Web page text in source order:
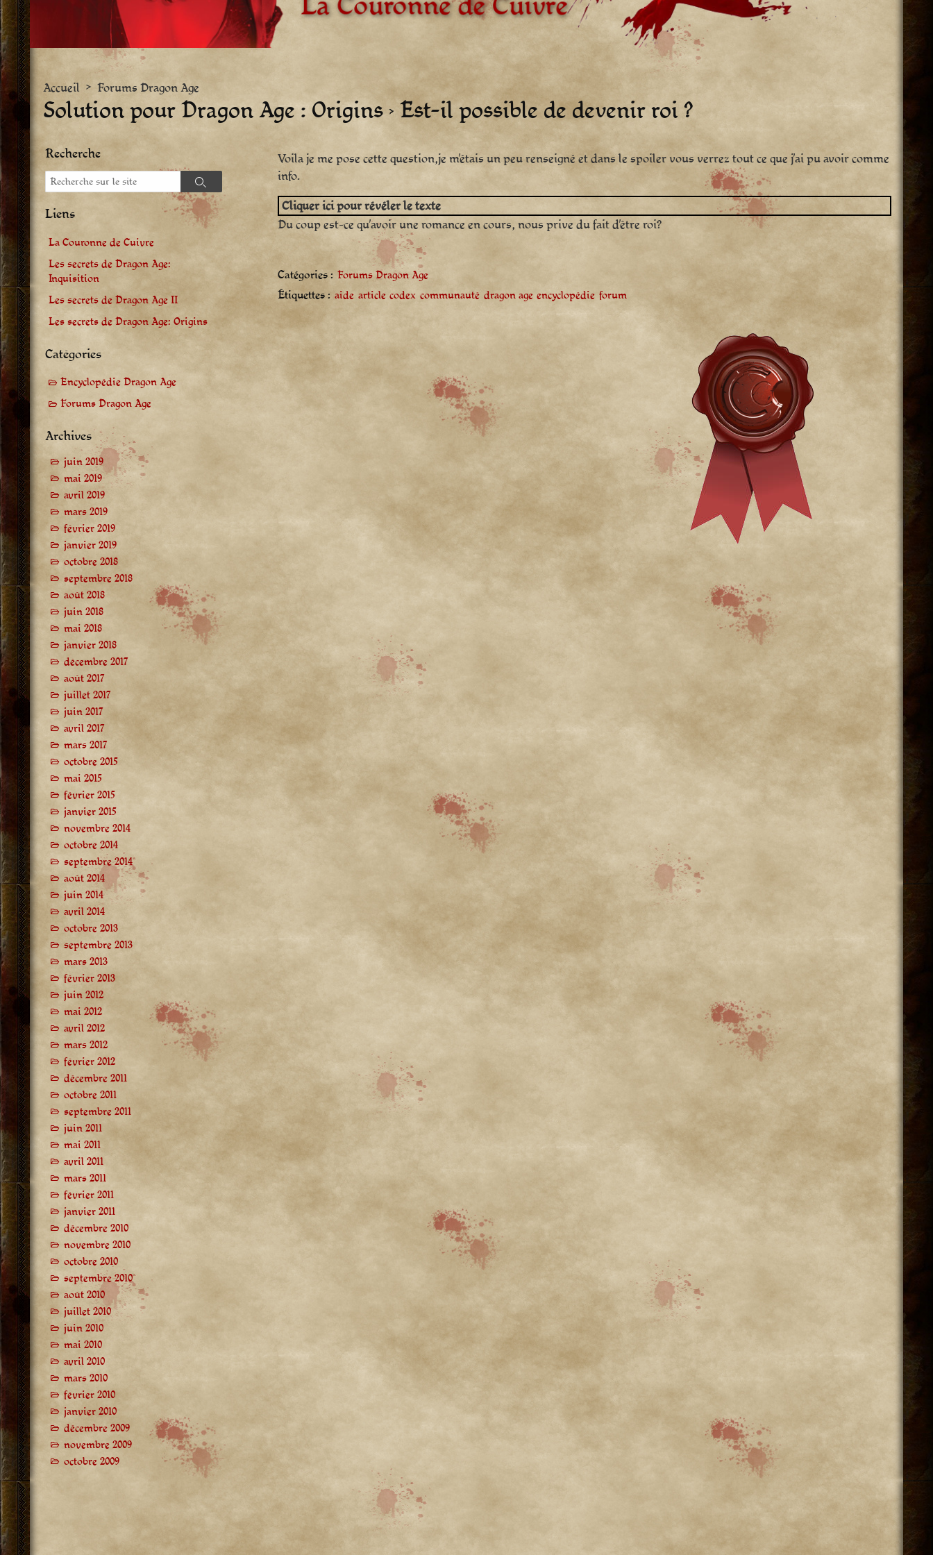
Accueil >Forums Dragon Age
Solution pour Dragon Age : Origins › Est-il possible de devenir roi ?
Voila je me pose cette question,je m’étais un peu renseigné et dans le spoiler vous verrez tout ce que j’ai pu avoir comme
info.
Cliquer ici pour révéler le texte
Du coup est-ce qu’avoir une romance en cours, nous prive du fait d’être roi?
Catégories : Forums Dragon Age
Étiquettes : aide article codex communauté dragon age encyclopédie forum
Recherche
Recherche
Recherche
Liens
La Couronne de Cuivre
Les secrets de Dragon Age:
Inquisition
Les secrets de Dragon Age II
Les secrets de Dragon Age: Origins
Catégories
Encyclopédie Dragon Age
Forums Dragon Age
Archives
juin 2019
mai 2019
avril 2019
mars 2019
février 2019
janvier 2019
octobre 2018
septembre 2018
août 2018
juin 2018
mai 2018
janvier 2018
décembre 2017
août 2017
juillet 2017
juin 2017
avril 2017
mars 2017
octobre 2015
mai 2015
février 2015
janvier 2015
novembre 2014
octobre 2014
septembre 2014
août 2014
juin 2014
avril 2014
octobre 2013
septembre 2013
mars 2013
février 2013
juin 2012
mai 2012
avril 2012
mars 2012
février 2012
décembre 2011
octobre 2011
septembre 2011
juin 2011
mai 2011
avril 2011
mars 2011
février 2011
janvier 2011
décembre 2010
novembre 2010
octobre 2010
septembre 2010
août 2010
juillet 2010
juin 2010
mai 2010
avril 2010
mars 2010
février 2010
janvier 2010
décembre 2009
novembre 2009
octobre 2009